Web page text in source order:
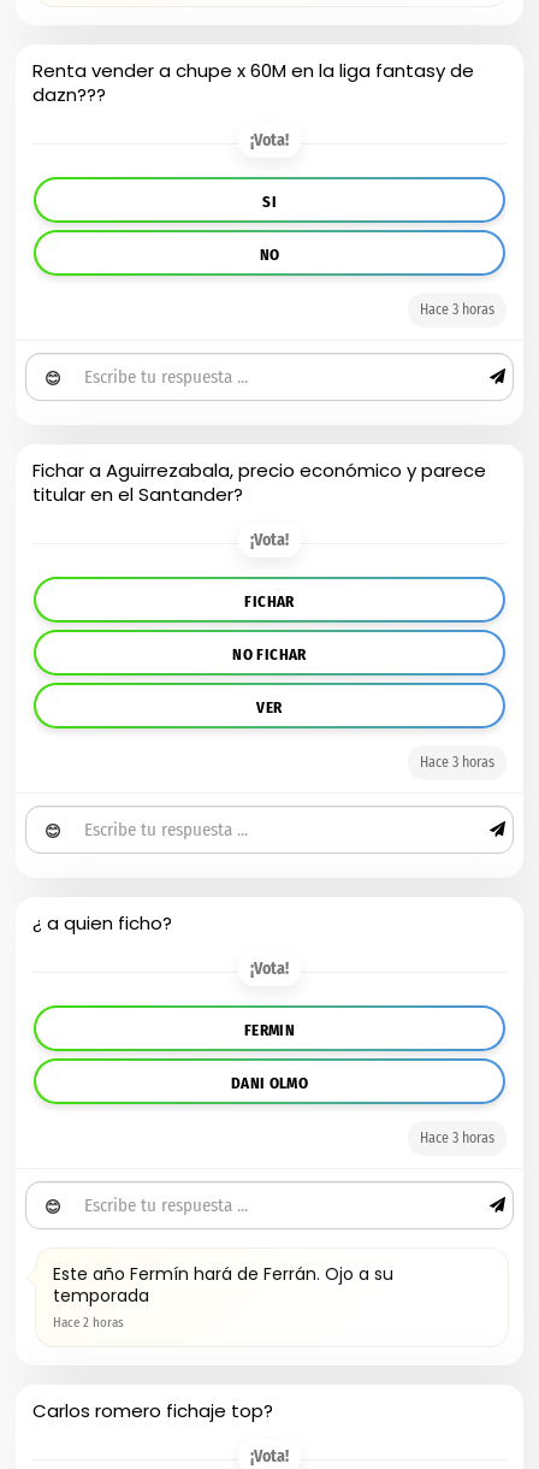
Renta vender a chupe x 60M en la liga fantasy de
dazn???
¡Vota!
SI
NO
Hace 3 horas
😊
Fichar a Aguirrezabala, precio económico y parece
titular en el Santander?
¡Vota!
FICHAR
NO FICHAR
VER
Hace 3 horas
😊
¿ a quien ficho?
¡Vota!
FERMIN
DANI OLMO
Hace 3 horas
😊
Este año Fermín hará de Ferrán. Ojo a su
temporada
Hace 2 horas
Carlos romero fichaje top?
¡Vota!